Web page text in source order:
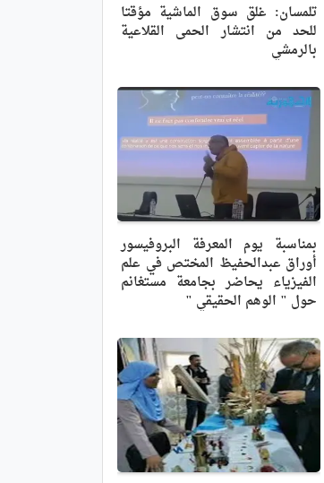
تلمسان: غلق سوق الماشية مؤقتا
للحد من انتشار الحمى القلاعية
بالرمشي
بمناسبة يوم المعرفة البروفيسور
أوراق عبدالحفيظ المختص في علم
الفيزياء يحاضر بجامعة مستغانم
حول " الوهم الحقيقي "